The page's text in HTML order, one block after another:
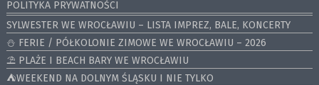
POLITYKA PRYWATNOŚCI
SYLWESTER WE WROCŁAWIU – LISTA IMPREZ, BALE, KONCERTY
⛄️ FERIE / PÓŁKOLONIE ZIMOWE WE WROCŁAWIU – 2026
⛱️ PLAŻE I BEACH BARY WE WROCŁAWIU
⛺️WEEKEND NA DOLNYM ŚLĄSKU I NIE TYLKO